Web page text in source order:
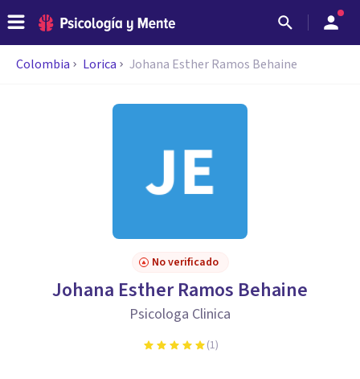
Colombia Lorica Johana Esther Ramos Behaine
No verificado
Johana Esther Ramos Behaine
Psicologa Clinica
(1)